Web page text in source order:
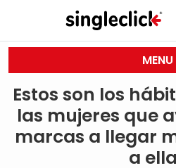
MENU
Estos son los
las mujeres que
marcas a llegar
a